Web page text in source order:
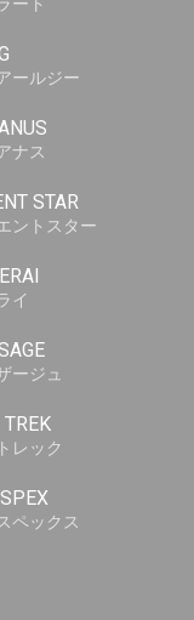
ールジー
ナス
STAR
ントスター
イ
ージュ
TREK
レック
ペックス